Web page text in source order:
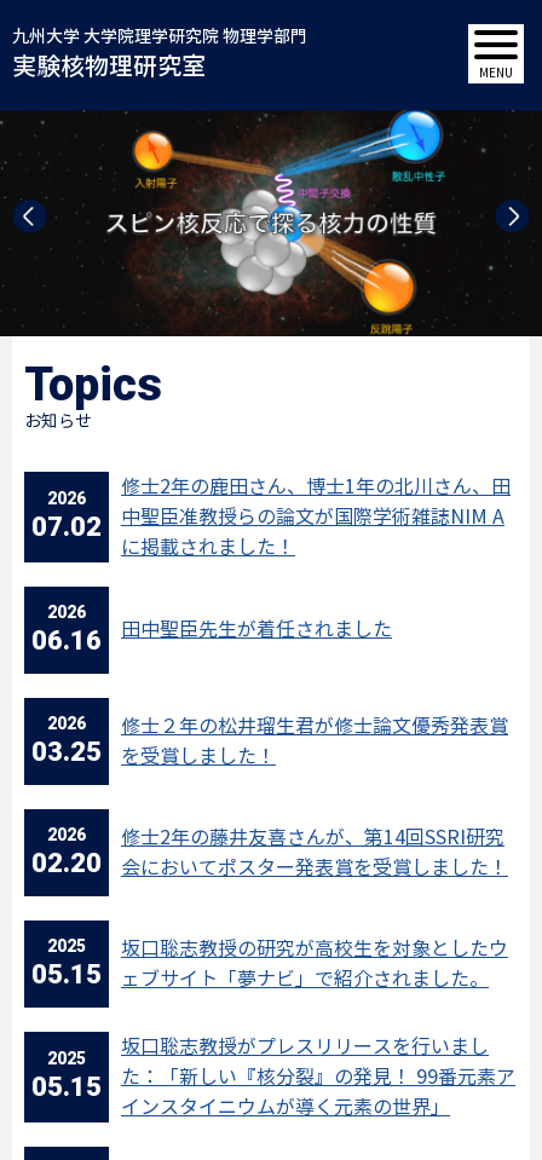
九州大学 大学院理学研究院 物理学部門
実験核物理研究室
Topics
お知らせ
2026
07.02
修士2年の鹿田さん、博士1年の北川さん、田
中聖臣准教授らの論文が国際学術雑誌NIM A
に掲載されました！
2026
06.16 田中聖臣先生が着任されました
2026
03.25
修士２年の松井瑠生君が修士論文優秀発表賞
を受賞しました！
2026
02.20
修士2年の藤井友喜さんが、第14回SSRI研究
会においてポスター発表賞を受賞しました！
2025
05.15
坂口聡志教授の研究が高校生を対象としたウ
ェブサイト「夢ナビ」で紹介されました。
2025
05.15
坂口聡志教授がプレスリリースを行いまし
た：「新しい『核分裂』の発見！ 99番元素ア
インスタイニウムが導く元素の世界」